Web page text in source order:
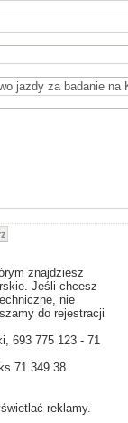
znajdziesz
Jeśli chcesz
nie
do rejestracji
693 775 123 - 71
71 349 38
reklamy.